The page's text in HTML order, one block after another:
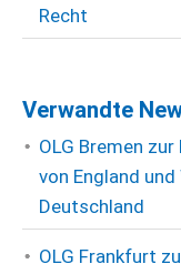
Recht
Verwandte
OLG Bremen
von England
Deutschland
OLG Frankfurt